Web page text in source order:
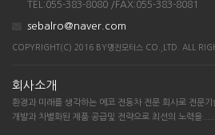
조이맥스125cc삼륜
아킬라300 삼륜
시티밴승용배달용
TEL:055-383-8080 /FAX:055-383-8081
sebalro@naver.com
COPYRIGHT(C) 2016 BY명진모터스 CO.,LTD. ALL
회사소개
환경과 미래를 생각하는 에코 전동차 전문 회사로 전문
개발과 차별화된 제품 공급및 전략으로 최선의 노력을.....